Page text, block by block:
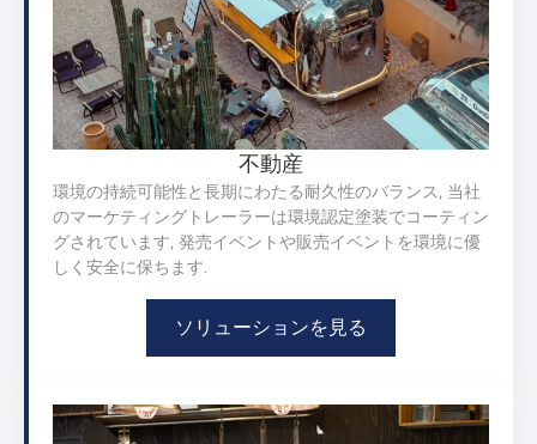
不動産
環境の持続可能性と長期にわたる耐久性のバランス, 当社
のマーケティングトレーラーは環境認定塗装でコーティン
グされています, 発売イベントや販売イベントを環境に優
しく安全に保ちます.
ソリューションを見る